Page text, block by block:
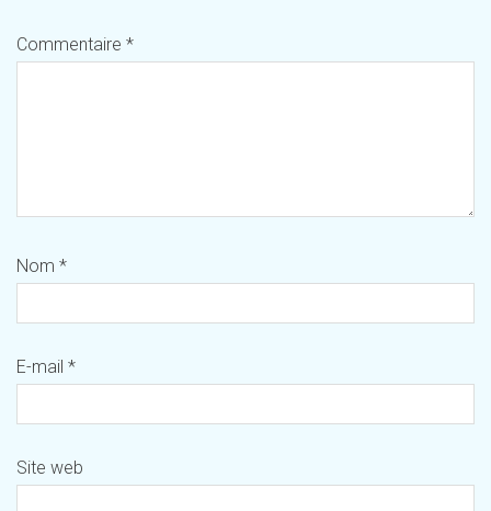
Commentaire *
Nom *
E-mail *
Site web